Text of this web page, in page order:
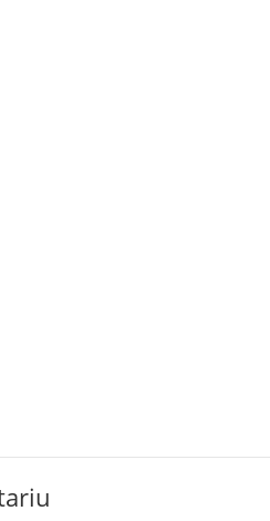
Austria, Elvetia,
Este autorul a trei lucrari
Aviatie Boboc-Buzau; la
Olt) si detine o
si de grup in
Tg-Jiu, Rovinari, Motru,
Ramnicu-Valcea,
Arad, Bacau), dar si in
Chisinau (Moldova),
11 aprilie la Galeria
Detalii